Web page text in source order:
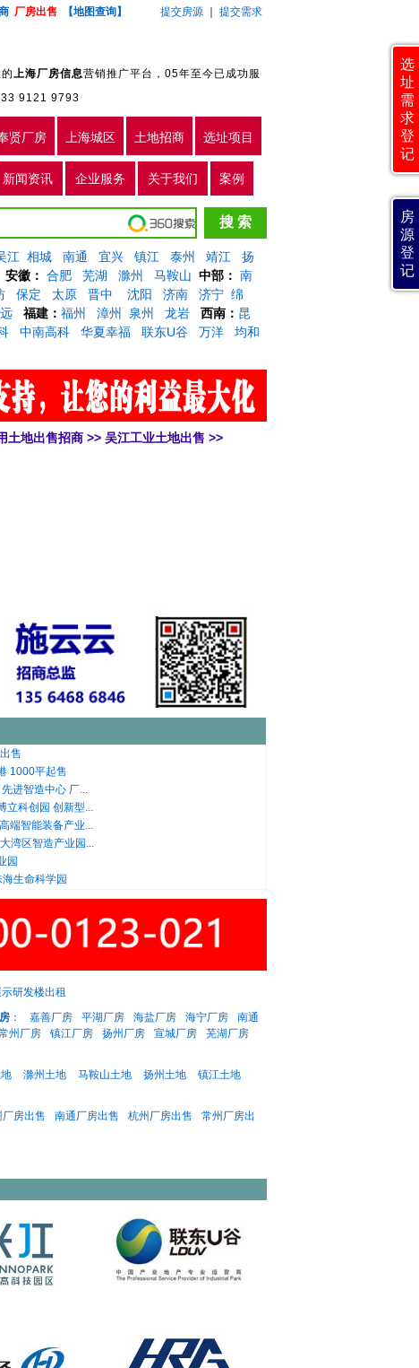
厂房出售 【地图查询】 提交房源 提交需求
上海厂房信息营销推广平台，05年至今已成功服
9121 9793
贤厂房 上海城区 土地招商 选址项目
新闻资讯 企业服务 关于我们 案例
江 相城 南通 宜兴 镇江 泰州 靖江
扬
安徽： 合肥 芜湖 滁州 马鞍山 中部： 南
保定 太原 晋中 沈阳 济南 济宁 绵
福建： 福州 漳州 泉州 龙岩 西南： 昆
中南高科 华夏幸福 联东U谷 万洋
均和
土地出售招商 >> 吴江工业土地出售 >>
售
1000平起售
进智造中心 厂...
立科创园 创新型...
端智能装备产业...
湾区智造产业园...
园
生命科学园
研发楼出租
： 嘉善厂房 平湖厂房 海盐厂房 海宁厂房
南通
州厂房 镇江厂房 扬州厂房 宣城厂房
芜湖厂房
滁州土地 马鞍山土地 扬州土地
镇江土地
厂房出售 南通厂房出售 杭州厂房出售
常州厂房出
选
址
需
求
登
记
房
源
登
记